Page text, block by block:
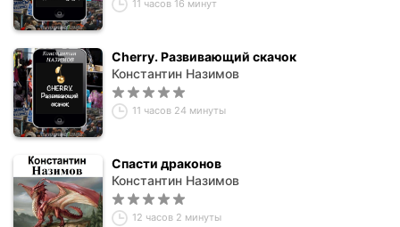
11 часов 16 минут
Cherry. Развивающий скачок
Константин Назимов
11 часов 24 минуты
Спасти драконов
Константин Назимов
12 часов 2 минуты